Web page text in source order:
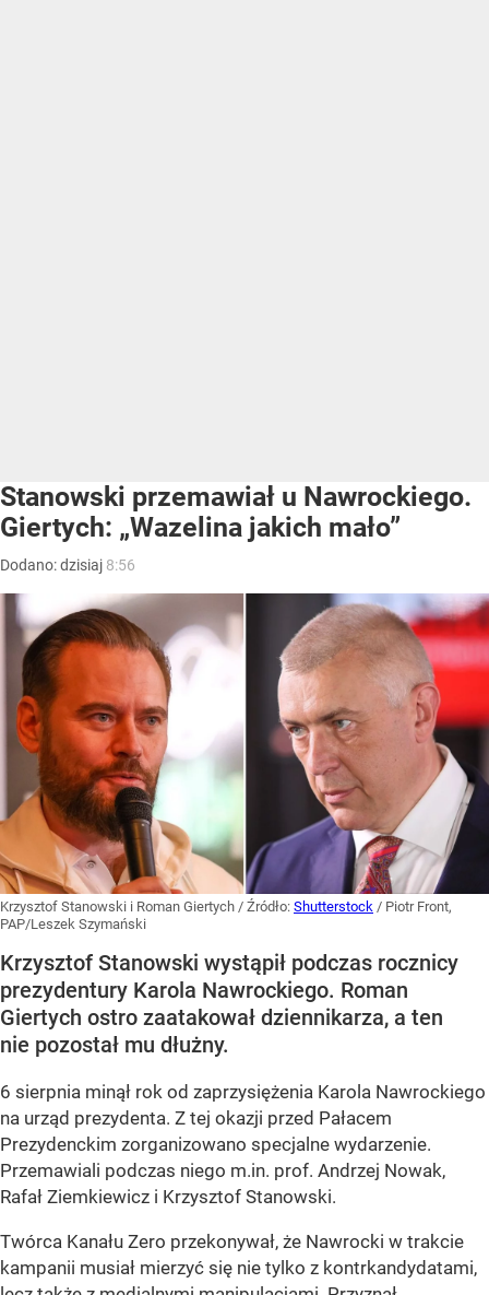
Stanowski przemawiał u Nawrockiego.
Giertych: „Wazelina jakich mało”
Dodano:dzisiaj 8:56
Krzysztof Stanowski i Roman Giertych / Źródło: Shutterstock / Piotr Front,
PAP/Leszek Szymański
Krzysztof Stanowski wystąpił podczas rocznicy
prezydentury Karola Nawrockiego. Roman
Giertych ostro zaatakował dziennikarza, a ten
nie pozostał mu dłużny.
6 sierpnia minął rok od zaprzysiężenia Karola Nawrockiego
na urząd prezydenta. Z tej okazji przed Pałacem
Prezydenckim zorganizowano specjalne wydarzenie.
Przemawiali podczas niego m.in. prof. Andrzej Nowak,
Rafał Ziemkiewicz i Krzysztof Stanowski.
Twórca Kanału Zero przekonywał, że Nawrocki w trakcie
kampanii musiał mierzyć się nie tylko z kontrkandydatami,